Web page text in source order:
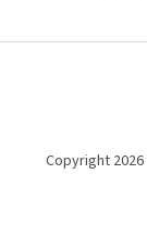
Copyright 2026